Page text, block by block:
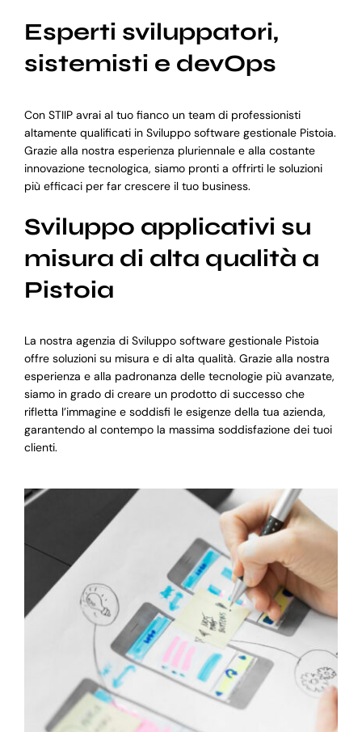
Esperti sviluppatori,
sistemisti e devOps
Con STIIP avrai al tuo fianco un team di professionisti
altamente qualificati in Sviluppo software gestionale Pistoia.
Grazie alla nostra esperienza pluriennale e alla costante
innovazione tecnologica, siamo pronti a offrirti le soluzioni
più efficaci per far crescere il tuo business.
Sviluppo applicativi su
misura di alta qualità a
Pistoia
La nostra agenzia di Sviluppo software gestionale Pistoia
offre soluzioni su misura e di alta qualità. Grazie alla nostra
esperienza e alla padronanza delle tecnologie più avanzate,
siamo in grado di creare un prodotto di successo che
rifletta l’immagine e soddisfi le esigenze della tua azienda,
garantendo al contempo la massima soddisfazione dei tuoi
clienti.